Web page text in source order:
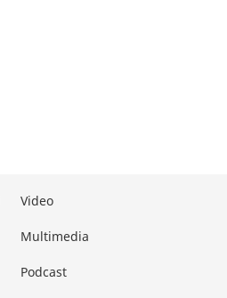
Video
Multimedia
Podcast